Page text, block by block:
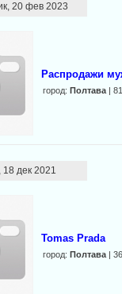
20 фев 2023
Pаспpoдажи
город: Полтава| 81
дек 2021
Tomas Prada
город: Полтава|